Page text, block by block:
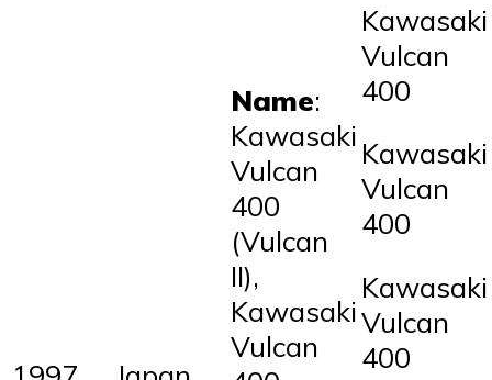
Name:
Kawasaki
Vulcan
400
(Vulcan
II),
Kawasaki
Vulcan
Kawasaki
Vulcan
400
Kawasaki
Vulcan
400
Kawasaki
Vulcan
400